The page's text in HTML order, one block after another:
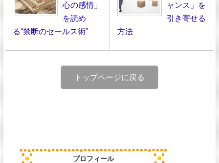
心の感情」
を読め
る“禁断のセールス術”
ャンス」を
引き寄せる
方法
トップページに戻る
プロフィール